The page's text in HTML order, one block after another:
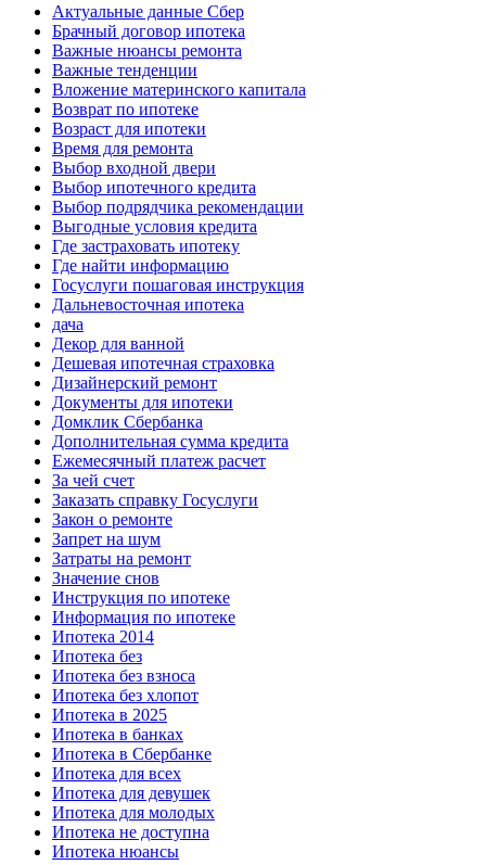
Актуальные данные Сбер
Брачный договор ипотека
Важные нюансы ремонта
Важные тенденции
Вложение материнского капитала
Возврат по ипотеке
Возраст для ипотеки
Время для ремонта
Выбор входной двери
Выбор ипотечного кредита
Выбор подрядчика рекомендации
Выгодные условия кредита
Где застраховать ипотеку
Где найти информацию
Госуслуги пошаговая инструкция
Дальневосточная ипотека
дача
Декор для ванной
Дешевая ипотечная страховка
Дизайнерский ремонт
Документы для ипотеки
Домклик Сбербанка
Дополнительная сумма кредита
Ежемесячный платеж расчет
За чей счет
Заказать справку Госуслуги
Закон о ремонте
Запрет на шум
Затраты на ремонт
Значение снов
Инструкция по ипотеке
Информация по ипотеке
Ипотека 2014
Ипотека без
Ипотека без взноса
Ипотека без хлопот
Ипотека в 2025
Ипотека в банках
Ипотека в Сбербанке
Ипотека для всех
Ипотека для девушек
Ипотека для молодых
Ипотека не доступна
Ипотека нюансы